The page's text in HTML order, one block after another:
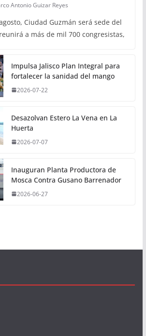
Antonio Guizar Reyes
Ciudad Guzmán será sede del
a más de mil 700 congresistas,
Impulsa Jalisco Plan Integral para
fortalecer la sanidad del mango
2026-07-22
Desazolvan Estero La Vena en La
Huerta
2026-07-07
Inauguran Planta Productora de
Mosca Contra Gusano Barrenador
2026-06-27